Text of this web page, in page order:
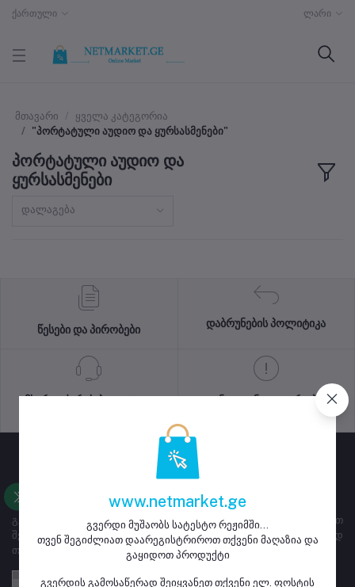
ქართული ლარი
მთავარი
ყველა კატეგორია
"პორტატული აუდიო და ყურსასმენები"
პორტატული აუდიო და
ყურსასმენები
დალაგება
წესები და პირობები
დაბრუნების პოლიტიკა
მხარდაჭერის პოლიტიკა
კონფიდენციალურობის
გვერდი ემსახურება ყიდვა გაყიდვას, მაღაზიებს ეძლევათ
შესაძლებლობა დარეგისტრირდნენ და განათავსონ გასაყიდად
თავიანთი პროდუქტი
www.netmarket.ge
გვერდი მუშაობს სატესტო რეჟიმში...
თვენ შეგიძლიათ დაარეგისტრიროთ თქვენი მაღაზია და
გაყიდოთ პროდუქტი
გვერდის გამოსაწერად შეიყვანეთ თქვენი ელ. ფოსტის